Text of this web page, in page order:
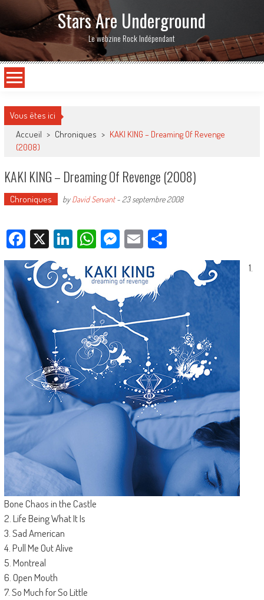
Stars Are Underground
Le webzine Rock Indépendant
Vous êtes ici
Accueil > Chroniques > KAKI KING – Dreaming Of Revenge
(2008)
KAKI KING – Dreaming Of Revenge (2008)
Chroniques byDavid Servant- 23 septembre 2008
Facebook
X LinkedIn
WhatsApp
Messenger
EmailPartager
1.
Bone Chaos in the Castle
2. Life Being What It Is
3. Sad American
4. Pull Me Out Alive
5. Montreal
6. Open Mouth
7. So Much for So Little